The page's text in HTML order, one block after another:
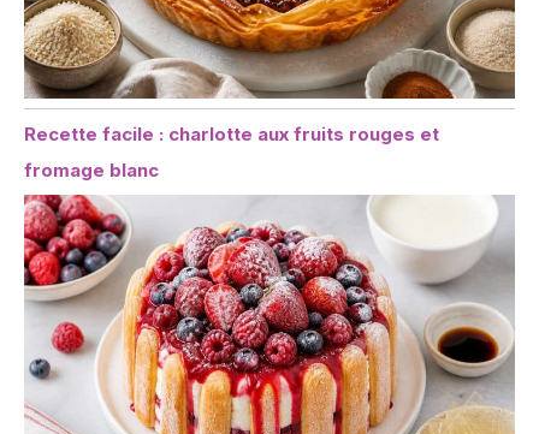
Recette facile : charlotte aux fruits rouges et
fromage blanc